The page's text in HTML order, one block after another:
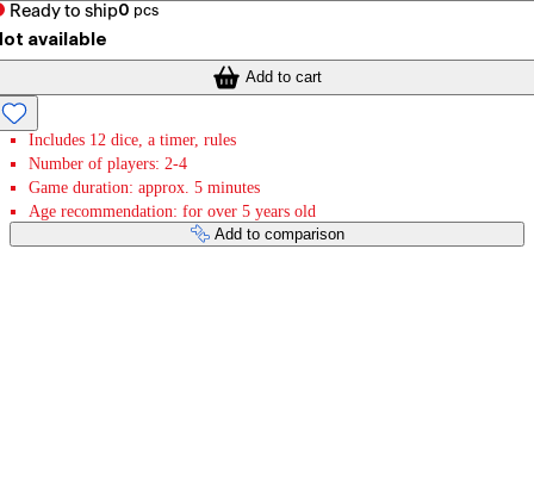
Ready to ship0 pcs
available
Add to cart
Includes 12 dice, a timer, rules
Number of players: 2-4
Game duration: approx. 5 minutes
Age recommendation: for over 5 years old
Add to comparison